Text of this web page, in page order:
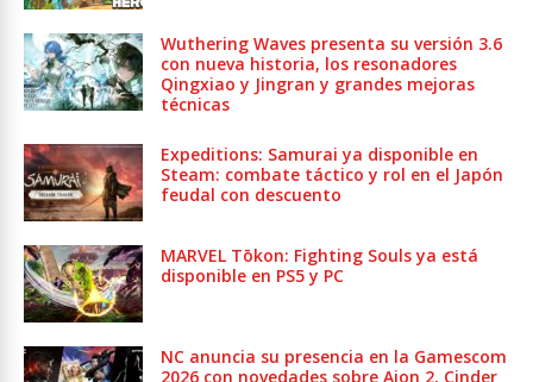
Wuthering Waves presenta su versión 3.6
con nueva historia, los resonadores
Qingxiao y Jingran y grandes mejoras
técnicas
Expeditions: Samurai ya disponible en
Steam: combate táctico y rol en el Japón
feudal con descuento
MARVEL Tōkon: Fighting Souls ya está
disponible en PS5 y PC
NC anuncia su presencia en la Gamescom
2026 con novedades sobre Aion 2, Cinder